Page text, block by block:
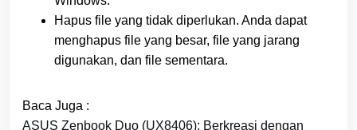
Hapus file yang tidak diperlukan. Anda dapat
menghapus file yang besar, file yang jarang
digunakan, dan file sementara.
Baca Juga :
ASUS Zenbook Duo (UX8406): Berkreasi dengan